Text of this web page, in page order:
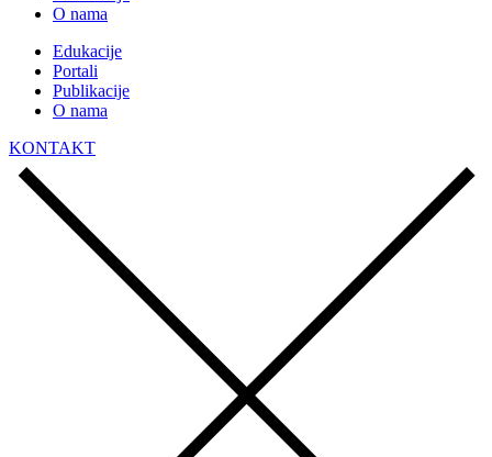
O nama
Edukacije
Portali
Publikacije
O nama
KONTAKT